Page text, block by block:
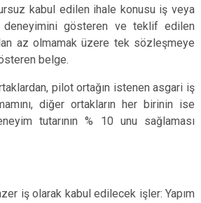
kabul edilen ihale konusu iş veya
gösteren ve teklif edilen
az olmamak üzere tek sözleşmeye
belge.
pilot ortağın istenen asgari iş
diğer ortakların her birinin ise
tutarının % 10 unu sağlaması
iş olarak kabul edilecek işler: Yapım